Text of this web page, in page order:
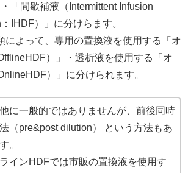
「間歇補液（Intermittent Infusion
IHDF）」に分けらます。
によって、専用の置換液を使用する「オ
）」・透析液を使用する「オ
）」に分けられます。
に一般的ではありませんが、前後同時
（pre&post dilution） という方法もあ
。
インHDFでは市販の置換液を使用す